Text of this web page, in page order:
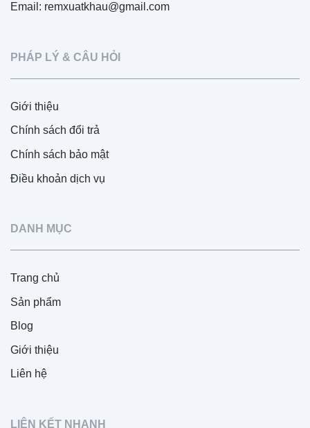
Email: remxuatkhau@gmail.com
PHÁP LÝ & CÂU HỎI
Giới thiệu
Chính sách đổi trả
Chính sách bảo mật
Điều khoản dịch vụ
DANH MỤC
Trang chủ
Sản phẩm
Blog
Giới thiệu
Liên hệ
LIÊN KẾT NHANH